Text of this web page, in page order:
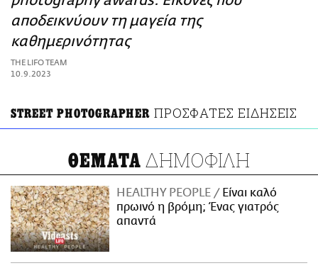
ΑΜΠΑ
PRINT
αποδεικνύουν τη μαγεία της
καθημερινότητας
THE LIFO TEAM
10.9.2023
STREET PHOTOGRAPHER ΠΡΟΣΦΑΤΕΣ ΕΙΔΗΣΕΙΣ
ΘΕΜΑΤΑ ΔΗΜΟΦΙΛΗ
HEALTHY PEOPLE
Είναι καλό
πρωινό η βρόμη; Ένας γιατρός
απαντά